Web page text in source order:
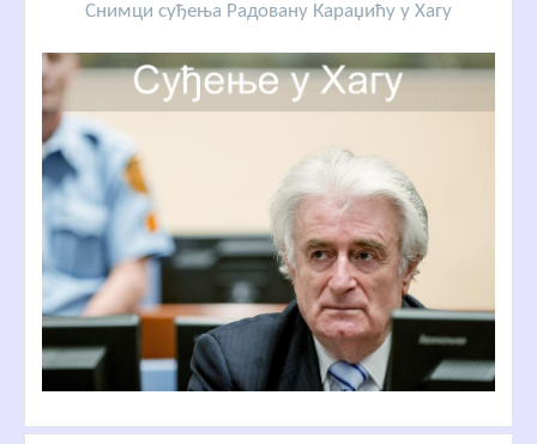
Снимци суђења Радовану Караџићу у Хагу